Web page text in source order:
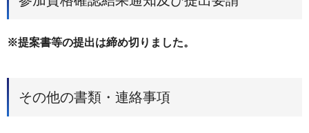
※提案書等の提出は締め切りました。
その他の書類・連絡事項